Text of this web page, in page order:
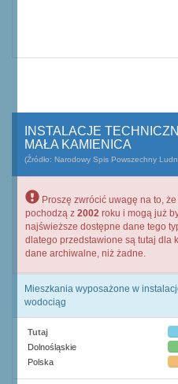
INSTALACJE
MAŁA KAMIENICA
(Źródło: Narodowy Spis Powszechny
Proszę zwrócić uwagę na to,
pochodzą z 2002 roku i mogą już
najświeższe dostępne dane tego
dlatego przedstawione są tutaj dla
dane archiwalne, niż żadne.
Mieszkania wyposażone w
wodociąg
Tutaj
Dolnośląskie
Polska